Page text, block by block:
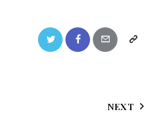
NEXT